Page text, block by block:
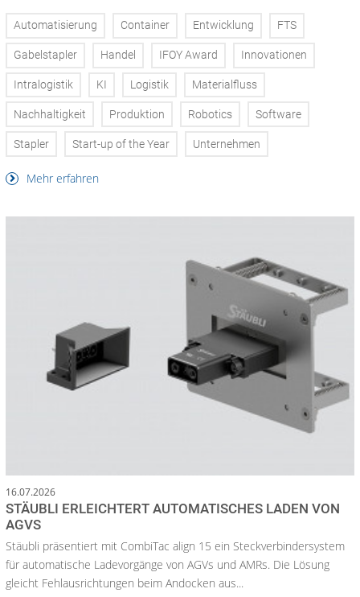
Automatisierung Container Entwicklung FTS
Gabelstapler Handel IFOY Award Innovationen
Intralogistik KI Logistik Materialfluss
Nachhaltigkeit Produktion Robotics Software
Stapler Start-up of the Year Unternehmen
Mehr erfahren
16.07.2026
STÄUBLI ERLEICHTERT AUTOMATISCHES LADEN VON
AGVS
Stäubli präsentiert mit CombiTac align 15 ein Steckverbindersystem
für automatische Ladevorgänge von AGVs und AMRs. Die Lösung
gleicht Fehlausrichtungen beim Andocken aus...